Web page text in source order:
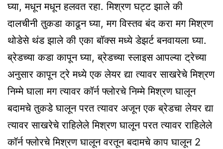
घ्या, मधून मधून हलवत रहा. मिश्रण घट्ट झाले की
दालचीनी तुकडा काढून घ्या, मग विस्तव बंद करा मग मिश्रण
थोडेसे थंड झाले की एका बॉक्स मध्ये डेझर्ट बनवायला घ्या.
ब्रेडच्या कडा कापून घ्या, ब्रेडच्या स्लाइस आपल्या ट्रेच्या
अनुसार कापून ट्रे मध्ये एक लेयर द्या त्यावर साखरेचे मिश्रण
निम्मे घाला मग त्यावर कॉर्न फ्लोरचे निम्मे मिश्रण घालून
बदामचे तुकडे घालून परत त्यावर अजून एक ब्रेडचा लेयर द्या
त्यावर साखरेचे राहिलेले मिश्रण घालून परत त्यावर राहिलेले
कॉर्न फ्लोरचे मिश्रण घालून वरतून बदामचे काप घालून 2